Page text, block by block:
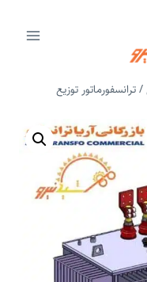
/ترانسفورماتور توزیع